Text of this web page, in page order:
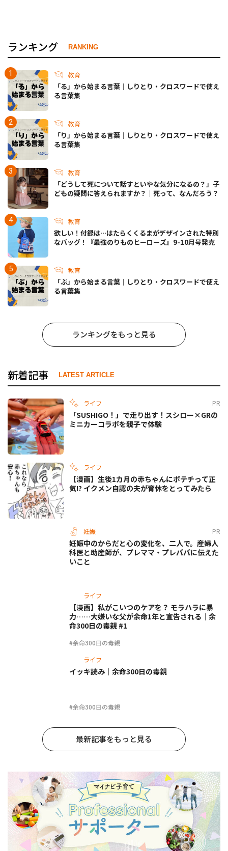
ランキング RANKING
教育
「る」から始まる言葉｜しりとり・クロスワードで使え
る言葉集
教育
「り」から始まる言葉｜しりとり・クロスワードで使え
る言葉集
教育
「どうして死について話すといやな気分になるの？」子
どもの疑問に答えられますか？｜死って、なんだろう？
教育
欲しい！付録は…はたらくくるまがデザインされた特別
なバッグ！『最強のりものヒーローズ』9-10月号発売
教育
「ぷ」から始まる言葉｜しりとり・クロスワードで使え
る言葉集
ランキングをもっと見る
新着記事 LATEST ARTICLE
ライフ PR
「SUSHIGO！」で走り出す！スシロー×GRの
ミニカーコラボを親子で体験
ライフ
【漫画】生後1カ月の赤ちゃんにポテチって正
気!? イクメン自認の夫が育休をとってみたら
妊娠 PR
妊娠中のからだと心の変化を、二人で。産婦人
科医と助産師が、プレママ・プレパパに伝えた
いこと
ライフ
#余命300日の毒親
【漫画】私がこいつのケアを？ モラハラに暴
力……大嫌いな父が余命1年と宣告される｜余
命300日の毒親 #1
ライフ
#余命300日の毒親
イッキ読み｜余命300日の毒親
最新記事をもっと見る